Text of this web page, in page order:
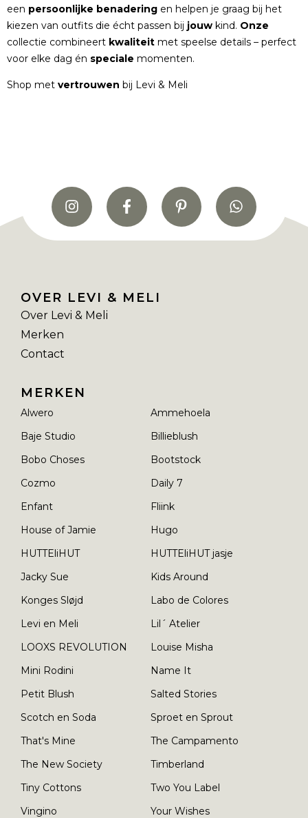
een persoonlijke benadering en helpen je graag bij het
kiezen van outfits die écht passen bij jouw kind. Onze
collectie combineert kwaliteit met speelse details – perfect
voor elke dag én speciale momenten.
Shop met vertrouwen bij Levi & Meli
OVER LEVI & MELI
Over Levi & Meli
Merken
Contact
MERKEN
Alwero
Ammehoela
Baje Studio
Billieblush
Bobo Choses
Bootstock
Cozmo
Daily 7
Enfant
Fliink
House of Jamie
Hugo
HUTTEliHUT
HUTTEliHUT jasje
Jacky Sue
Kids Around
Konges Sløjd
Labo de Colores
Levi en Meli
Lil´ Atelier
LOOXS REVOLUTION
Louise Misha
Mini Rodini
Name It
Petit Blush
Salted Stories
Scotch en Soda
Sproet en Sprout
That's Mine
The Campamento
The New Society
Timberland
Tiny Cottons
Two You Label
Vingino
Your Wishes